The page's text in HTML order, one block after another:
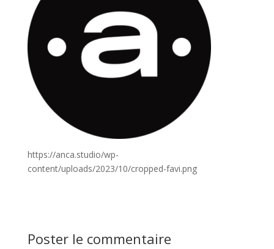
https://anca.studio/wp-
content/uploads/2023/10/cropped-favi.png
Poster le commentaire